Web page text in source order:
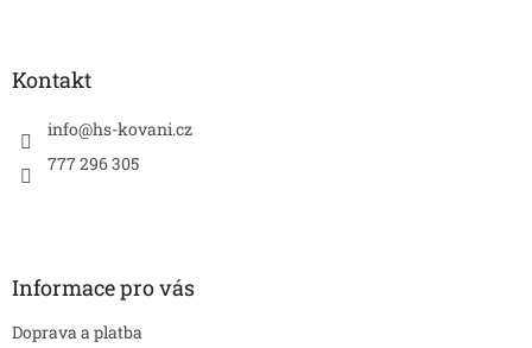
Kontakt
info@hs-kovani.cz
777 296 305
Informace pro vás
Doprava a platba